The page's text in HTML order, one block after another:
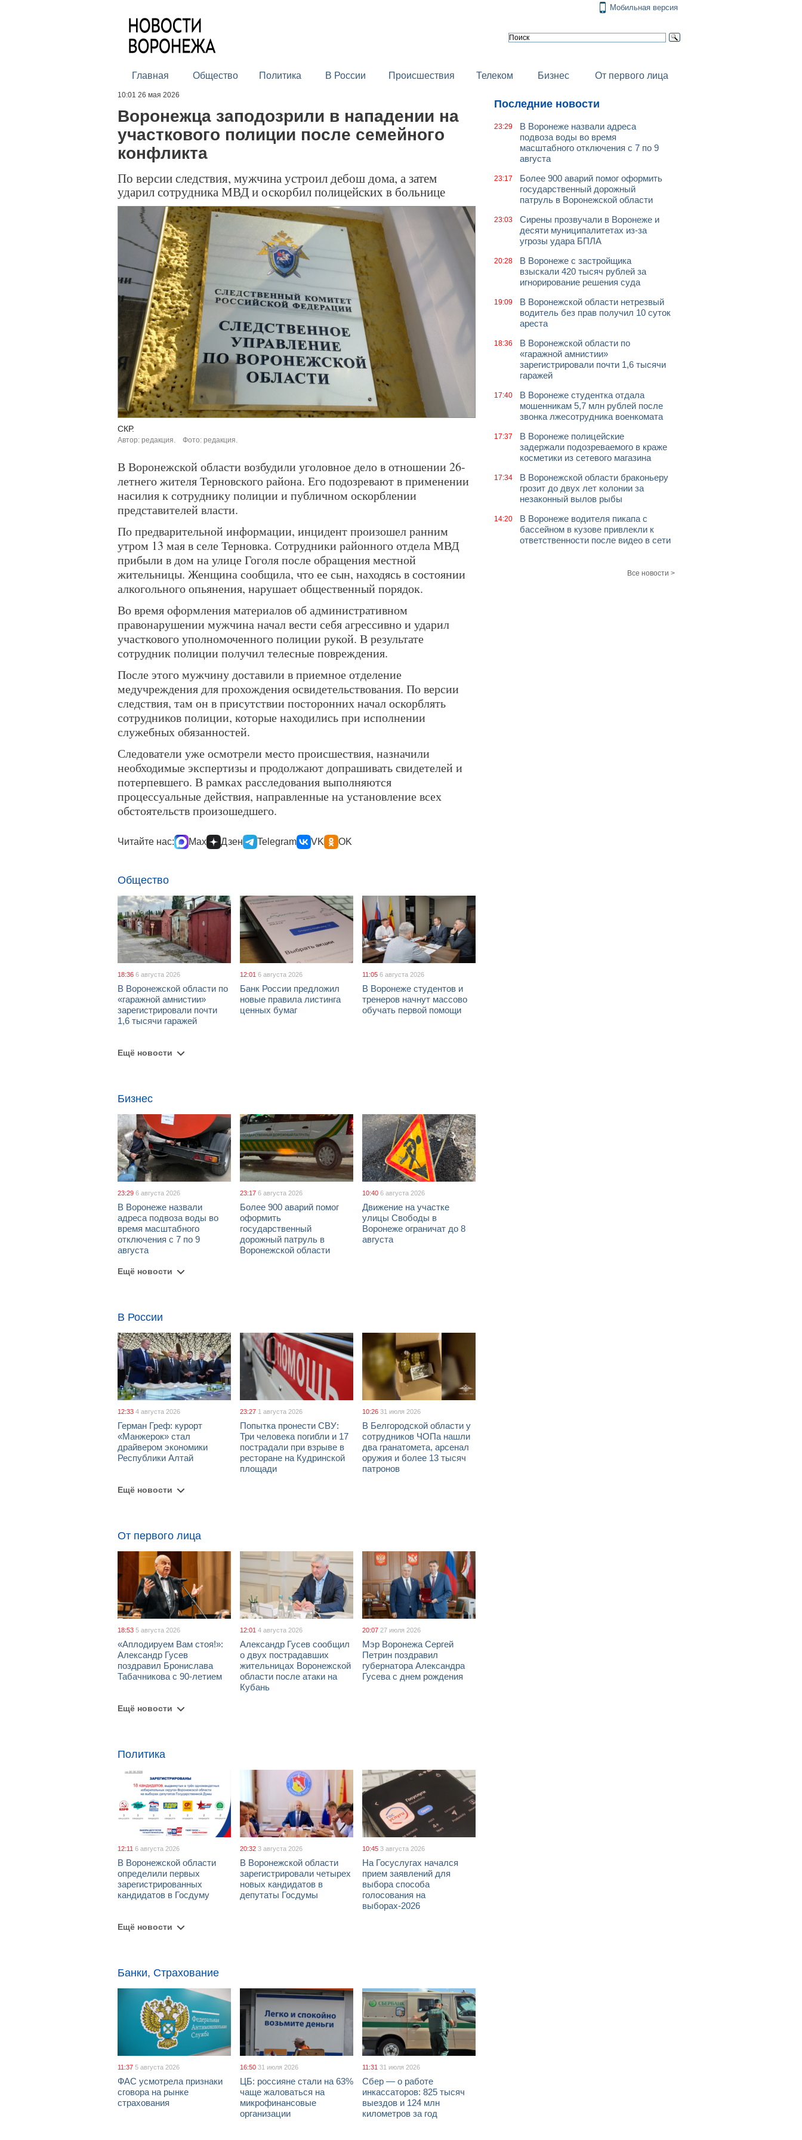
Мобильная версия
Главная Общество Политика В России Происшествия Телеком Бизнес От первого лица
10:01 26 мая 2026
Воронежца заподозрили в нападении на
участкового полиции после семейного
конфликта
По версии следствия, мужчина устроил дебош дома, а затем
ударил сотрудника МВД и оскорбил полицейских в больнице
СКР.
Автор: редакция. Фото: редакция.
В Воронежской области возбудили уголовное дело в отношении 26-
летнего жителя Терновского района. Его подозревают в применении
насилия к сотруднику полиции и публичном оскорблении
представителей власти.
По предварительной информации, инцидент произошел ранним
утром 13 мая в селе Терновка. Сотрудники районного отдела МВД
прибыли в дом на улице Гоголя после обращения местной
жительницы. Женщина сообщила, что ее сын, находясь в состоянии
алкогольного опьянения, нарушает общественный порядок.
Во время оформления материалов об административном
правонарушении мужчина начал вести себя агрессивно и ударил
участкового уполномоченного полиции рукой. В результате
сотрудник полиции получил телесные повреждения.
После этого мужчину доставили в приемное отделение
медучреждения для прохождения освидетельствования. По версии
следствия, там он в присутствии посторонних начал оскорблять
сотрудников полиции, которые находились при исполнении
служебных обязанностей.
Следователи уже осмотрели место происшествия, назначили
необходимые экспертизы и продолжают допрашивать свидетелей и
потерпевшего. В рамках расследования выполняются
процессуальные действия, направленные на установление всех
обстоятельств произошедшего.
Читайте нас: Max Дзен Telegram VK OK
Общество
18:36 6 августа 2026
В Воронежской области по
«гаражной амнистии»
зарегистрировали почти
1,6 тысячи гаражей
12:01 6 августа 2026
Банк России предложил
новые правила листинга
ценных бумаг
11:05 6 августа 2026
В Воронеже студентов и
тренеров начнут массово
обучать первой помощи
Ещё новости
Бизнес
23:29 6 августа 2026
В Воронеже назвали
адреса подвоза воды во
время масштабного
отключения с 7 по 9
августа
23:17 6 августа 2026
Более 900 аварий помог
оформить
государственный
дорожный патруль в
Воронежской области
10:40 6 августа 2026
Движение на участке
улицы Свободы в
Воронеже ограничат до 8
августа
Ещё новости
В России
12:33 4 августа 2026
Герман Греф: курорт
«Манжерок» стал
драйвером экономики
Республики Алтай
23:27 1 августа 2026
Попытка пронести СВУ:
Три человека погибли и 17
пострадали при взрыве в
ресторане на Кудринской
площади
10:26 31 июля 2026
В Белгородской области у
сотрудников ЧОПа нашли
два гранатомета, арсенал
оружия и более 13 тысяч
патронов
Ещё новости
От первого лица
18:53 5 августа 2026
«Аплодируем Вам стоя!»:
Александр Гусев
поздравил Бронислава
Табачникова с 90-летием
12:01 4 августа 2026
Александр Гусев сообщил
о двух пострадавших
жительницах Воронежской
области после атаки на
Кубань
20:07 27 июля 2026
Мэр Воронежа Сергей
Петрин поздравил
губернатора Александра
Гусева с днем рождения
Ещё новости
Политика
12:11 6 августа 2026
В Воронежской области
определили первых
зарегистрированных
кандидатов в Госдуму
20:32 3 августа 2026
В Воронежской области
зарегистрировали четырех
новых кандидатов в
депутаты Госдумы
10:45 3 августа 2026
На Госуслугах начался
прием заявлений для
выбора способа
голосования на
выборах-2026
Ещё новости
Банки, Страхование
11:37 5 августа 2026
ФАС усмотрела признаки
сговора на рынке
страхования
16:50 31 июля 2026
ЦБ: россияне стали на 63%
чаще жаловаться на
микрофинансовые
организации
11:31 31 июля 2026
Сбер — о работе
инкассаторов: 825 тысяч
выездов и 124 млн
километров за год
Последние новости
23:29
В Воронеже назвали адреса
подвоза воды во время
масштабного отключения с 7 по 9
августа
23:17
Более 900 аварий помог оформить
государственный дорожный
патруль в Воронежской области
23:03
Сирены прозвучали в Воронеже и
десяти муниципалитетах из-за
угрозы удара БПЛА
20:28
В Воронеже с застройщика
взыскали 420 тысяч рублей за
игнорирование решения суда
19:09
В Воронежской области нетрезвый
водитель без прав получил 10 суток
ареста
18:36
В Воронежской области по
«гаражной амнистии»
зарегистрировали почти 1,6 тысячи
гаражей
17:40
В Воронеже студентка отдала
мошенникам 5,7 млн рублей после
звонка лжесотрудника военкомата
17:37
В Воронеже полицейские
задержали подозреваемого в краже
косметики из сетевого магазина
17:34
В Воронежской области браконьеру
грозит до двух лет колонии за
незаконный вылов рыбы
14:20
В Воронеже водителя пикапа с
бассейном в кузове привлекли к
ответственности после видео в сети
Все новости >